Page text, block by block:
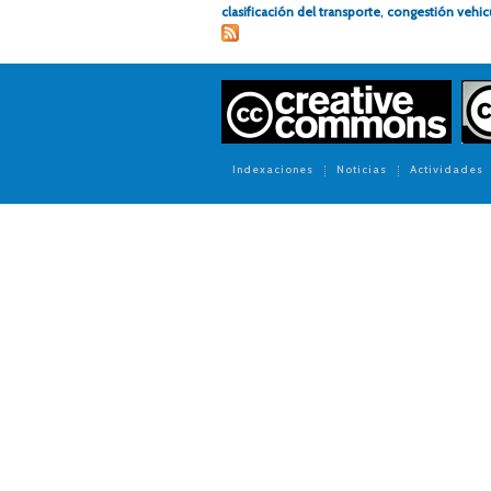
clasificación del transporte, congestión
Indexaciones Noticias Actividades